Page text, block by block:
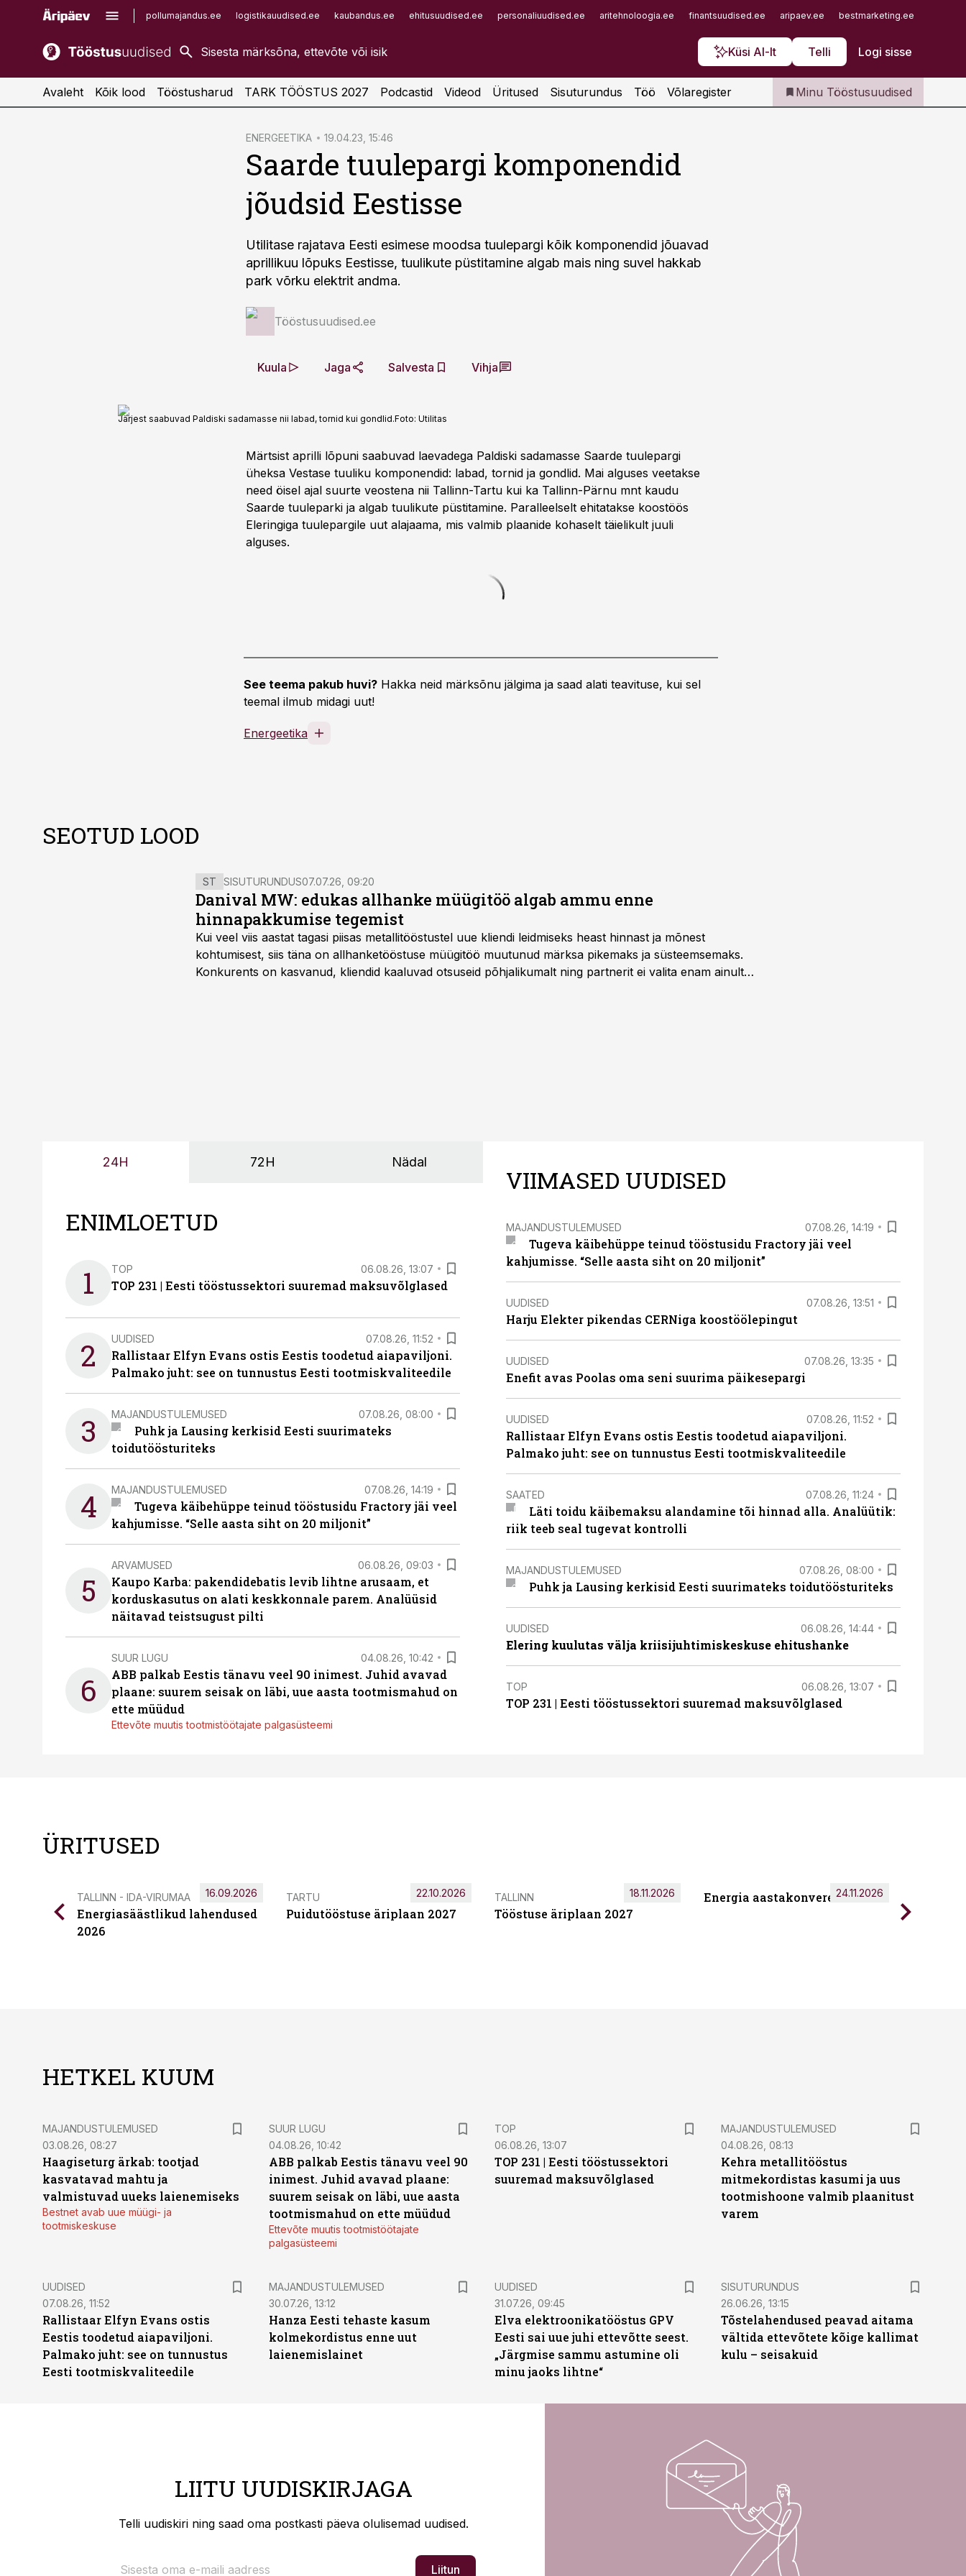
pollumajandus.ee logistikauudised.ee kaubandus.ee ehitusuudised.ee personaliuudised.ee aritehnoloogia.ee finantsuudised.ee aripaev.ee bestmarketing.ee
Küsi AI-lt Telli Logi sisse
kaubandus.ee
kinnisvarauudised.ee
imelineajalugu.ee
Infopank
Iseteenindus
Telli Tööstusuudised
Avaleht Kõik lood Tööstusharud TARK TÖÖSTUS 2027 Podcastid Videod Üritused Sisuturundus Töö Võlaregister Minu Tööstusuudised
ENERGEETIKA 19.04.23, 15:46
Saarde tuulepargi komponendid
jõudsid Eestisse
Utilitase rajatava Eesti esimese moodsa tuulepargi kõik komponendid jõuavad
aprillikuu lõpuks Eestisse, tuulikute püstitamine algab mais ning suvel hakkab
park võrku elektrit andma.
Tööstusuudised.ee
Kuula Jaga Salvesta Vihja
Järjest saabuvad Paldiski sadamasse nii labad, tornid kui gondlid.Foto: Utilitas
Märtsist aprilli lõpuni saabuvad laevadega Paldiski sadamasse Saarde tuulepargi
üheksa Vestase tuuliku komponendid: labad, tornid ja gondlid. Mai alguses veetakse
need öisel ajal suurte veostena nii Tallinn-Tartu kui ka Tallinn-Pärnu mnt kaudu
Saarde tuuleparki ja algab tuulikute püstitamine. Paralleelselt ehitatakse koostöös
Eleringiga tuulepargile uut alajaama, mis valmib plaanide kohaselt täielikult juuli
alguses.
See teema pakub huvi? Hakka neid märksõnu jälgima ja saad alati teavituse, kui sel
teemal ilmub midagi uut!
Energeetika
SEOTUD LOOD
ST SISUTURUNDUS07.07.26, 09:20
Danival MW: edukas allhanke müügitöö algab ammu enne
hinnapakkumise tegemist
Kui veel viis aastat tagasi piisas metallitööstustel uue kliendi leidmiseks heast hinnast ja mõnest
kohtumisest, siis täna on allhanketööstuse müügitöö muutunud märksa pikemaks ja süsteemsemaks.
Konkurents on kasvanud, kliendid kaaluvad otsuseid põhjalikumalt ning partnerit ei valita enam ainult
24H 72H Nädal
ENIMLOETUD
1 TOP 06.08.26, 13:07
TOP 231 | Eesti tööstussektori suuremad maksuvõlglased
2 UUDISED 07.08.26, 11:52
Rallistaar Elfyn Evans ostis Eestis toodetud aiapaviljoni.
Palmako juht: see on tunnustus Eesti tootmiskvaliteedile
3 MAJANDUSTULEMUSED 07.08.26, 08:00
Puhk ja Lausing kerkisid Eesti suurimateks
toidutöösturiteks
4 MAJANDUSTULEMUSED 07.08.26, 14:19
Tugeva käibehüppe teinud tööstusidu Fractory jäi veel
kahjumisse. “Selle aasta siht on 20 miljonit”
5
ARVAMUSED 06.08.26, 09:03
Kaupo Karba: pakendidebatis levib lihtne arusaam, et
korduskasutus on alati keskkonnale parem. Analüüsid
näitavad teistsugust pilti
6
SUUR LUGU 04.08.26, 10:42
ABB palkab Eestis tänavu veel 90 inimest. Juhid avavad
plaane: suurem seisak on läbi, uue aasta tootmismahud on
ette müüdud
Ettevõte muutis tootmistöötajate palgasüsteemi
VIIMASED UUDISED
MAJANDUSTULEMUSED 07.08.26, 14:19
Tugeva käibehüppe teinud tööstusidu Fractory jäi veel
kahjumisse. “Selle aasta siht on 20 miljonit”
UUDISED 07.08.26, 13:51
Harju Elekter pikendas CERNiga koostöölepingut
UUDISED 07.08.26, 13:35
Enefit avas Poolas oma seni suurima päikesepargi
UUDISED 07.08.26, 11:52
Rallistaar Elfyn Evans ostis Eestis toodetud aiapaviljoni.
Palmako juht: see on tunnustus Eesti tootmiskvaliteedile
SAATED 07.08.26, 11:24
Läti toidu käibemaksu alandamine tõi hinnad alla. Analüütik:
riik teeb seal tugevat kontrolli
MAJANDUSTULEMUSED 07.08.26, 08:00
Puhk ja Lausing kerkisid Eesti suurimateks toidutöösturiteks
UUDISED 06.08.26, 14:44
Elering kuulutas välja kriisijuhtimiskeskuse ehitushanke
TOP 06.08.26, 13:07
TOP 231 | Eesti tööstussektori suuremad maksuvõlglased
ÜRITUSED
TALLINN - IDA-VIRUMAA
Energiasäästlikud lahendused
2026
16.09.2026 TARTU
Puidutööstuse äriplaan 2027
22.10.2026 TALLINN
Tööstuse äriplaan 2027
18.11.2026 Energia aastakonverents 2026
24.11.2026
HETKEL KUUM
MAJANDUSTULEMUSED
03.08.26, 08:27
Haagiseturg ärkab: tootjad
kasvatavad mahtu ja
valmistuvad uueks laienemiseks
Bestnet avab uue müügi- ja
tootmiskeskuse
SUUR LUGU
04.08.26, 10:42
ABB palkab Eestis tänavu veel 90
inimest. Juhid avavad plaane:
suurem seisak on läbi, uue aasta
tootmismahud on ette müüdud
Ettevõte muutis tootmistöötajate
palgasüsteemi
TOP
06.08.26, 13:07
TOP 231 | Eesti tööstussektori
suuremad maksuvõlglased
MAJANDUSTULEMUSED
04.08.26, 08:13
Kehra metallitööstus
mitmekordistas kasumi ja uus
tootmishoone valmib plaanitust
varem
UUDISED
07.08.26, 11:52
Rallistaar Elfyn Evans ostis
Eestis toodetud aiapaviljoni.
Palmako juht: see on tunnustus
Eesti tootmiskvaliteedile
MAJANDUSTULEMUSED
30.07.26, 13:12
Hanza Eesti tehaste kasum
kolmekordistus enne uut
laienemislainet
UUDISED
31.07.26, 09:45
Elva elektroonikatööstus GPV
Eesti sai uue juhi ettevõtte seest.
„Järgmise sammu astumine oli
minu jaoks lihtne“
ST
SISUTURUNDUS
26.06.26, 13:15
Tõstelahendused peavad aitama
vältida ettevõtete kõige kallimat
kulu – seisakuid
LIITU UUDISKIRJAGA
Telli uudiskiri ning saad oma postkasti päeva olulisemad uudised.
Liitun